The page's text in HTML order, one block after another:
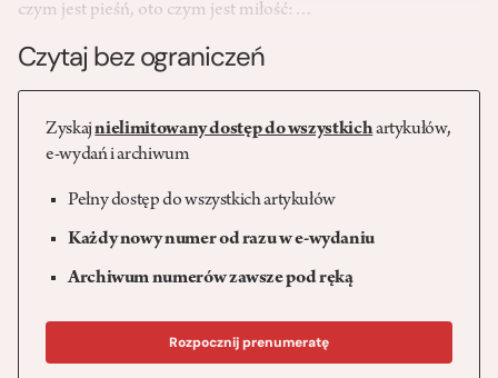
czym jest pieśń, oto czym jest miłość:…
Czytaj bez ograniczeń
Zyskajnielimitowany dostęp do wszystkichartykułów,
e-wydań i archiwum
Pełny dostęp do wszystkich artykułów
Każdy nowy numer od razu w e-wydaniu
Archiwum numerów zawsze pod ręką
Rozpocznij prenumeratę